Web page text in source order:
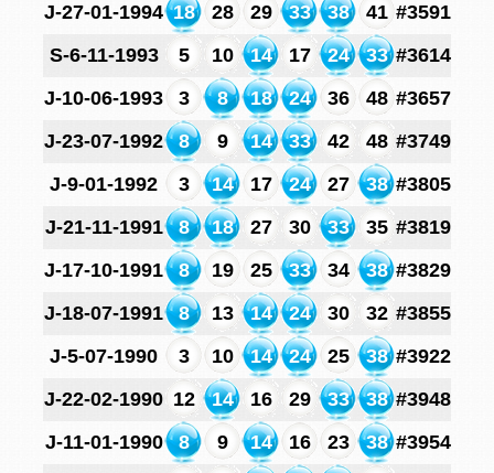
J-27-01-1994 18 28 29 33 38 41 #3591
S-6-11-1993
5 10 14 17 24 33 #3614
J-10-06-1993
3 8 18 24 36 48 #3657
J-23-07-1992
8 9 14 33 42 48 #3749
J-9-01-1992
3 14 17 24 27 38 #3805
J-21-11-1991
8 18 27 30 33 35 #3819
J-17-10-1991
8 19 25 33 34 38 #3829
J-18-07-1991
8 13 14 24 30 32 #3855
J-5-07-1990
3 10 14 24 25 38 #3922
J-22-02-1990 12 14 16 29 33 38 #3948
J-11-01-1990
8 9 14 16 23 38 #3954